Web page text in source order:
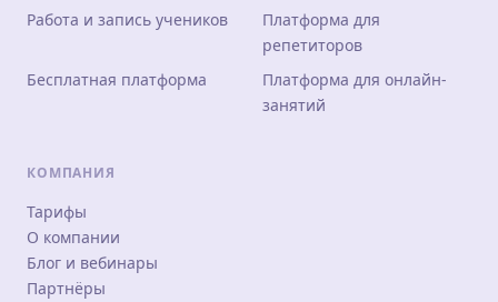
Работа и запись учеников
Платформа для
репетиторов
Бесплатная платформа
Платформа для онлайн-
занятий
КОМПАНИЯ
Тарифы
О компании
Блог и вебинары
Партнёры